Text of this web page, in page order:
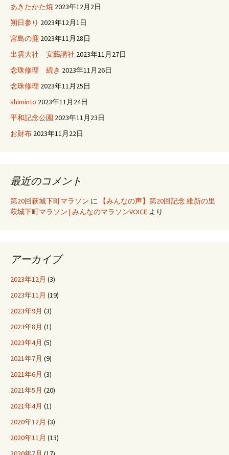
あきたかた焼 2023年12月2日
朔日参り 2023年12月1日
宮島の鹿 2023年11月28日
出雲大社 安藝講社 2023年11月27日
念珠修理 続き 2023年11月26日
念珠修理 2023年11月25日
shiminto 2023年11月24日
平和記念公園 2023年11月23日
お財布 2023年11月22日
最近のコメント
第20回萩城下町マラソン に
【みんなの声】第20回記念 維新の里
萩城下町マラソン | みんなのマラソンVOICE より
アーカイブ
2023年12月 (3)
2023年11月 (19)
2023年9月 (3)
2023年8月 (1)
2023年4月 (5)
2021年7月 (9)
2021年6月 (3)
2021年5月 (20)
2021年4月 (1)
2020年12月 (3)
2020年11月 (13)